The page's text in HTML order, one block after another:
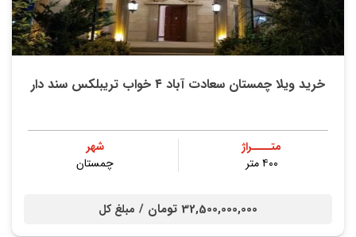
خرید ویلا چمستان سعادت آباد ۴ خواب تریبلکس سند دار
متــــراژ
۴۰۰ متر
شهر
چمستان
32,500,000,000 تومان / مبلغ کل